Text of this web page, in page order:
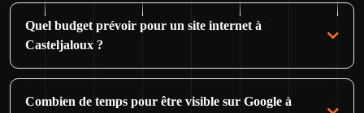
Quel budget prévoir pour un site internet à
Casteljaloux ?
Combien de temps pour être visible sur Google à